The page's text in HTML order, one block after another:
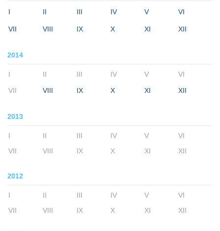
I II III IV V VI
VII VIII IX X XI XII
2014
I II III IV V VI
VII VIII IX X XI XII
2013
I II III IV V
VI
VII
VIII IX X XI XII
2012
I II III IV V
VI
VII
VIII IX X XI XII